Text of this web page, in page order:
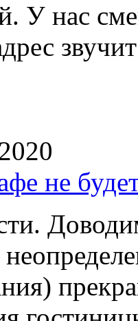
У нас
не